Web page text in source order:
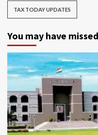
TAX TODAY UPDATES
You may have missed